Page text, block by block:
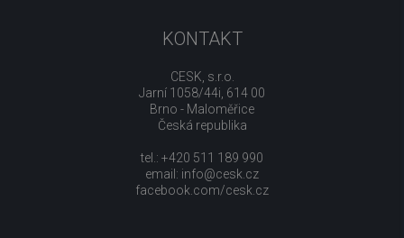
KONTAKT
CESK, s.r.o.
Jarní 1058/44i, 614 00
Brno - Maloměřice
Česká republika
tel.: +420 511 189 990
email: info@cesk.cz
facebook.com/cesk.cz